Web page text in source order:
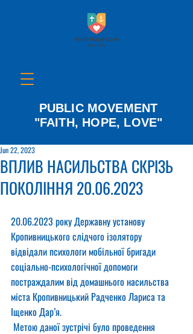
PUBLIC MOVEMENT
"FAITH, HOPE, LOVE"
ВПЛИВ НАСИЛЬСТВА СКРІЗЬ
ПОКОЛІННЯ 20.06.2023
Jun 22, 2023
20.06.2023 року Державну установу
Кропивницького слідчого ізолятору
відвідали психологи мобільної бригади
соціально-психологічної допомоги
постраждалим від домашнього насильства
міста Кропивницький Радченко Лариса та
Іщенко Дар’я.